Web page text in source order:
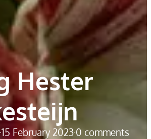
Hester
·15 February 2023·0 comments